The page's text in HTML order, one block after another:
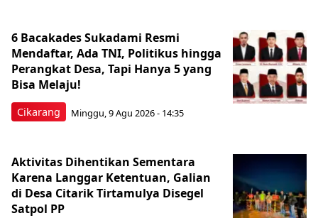
Cikarang
6 Bacakades Sukadami Resmi
Mendaftar, Ada TNI, Politikus hingga
Perangkat Desa, Tapi Hanya 5 yang
Bisa Melaju!
Minggu, 9 Agu 2026 - 14:35
Aktivitas Dihentikan Sementara
Karena Langgar Ketentuan, Galian
di Desa Citarik Tirtamulya Disegel
Satpol PP